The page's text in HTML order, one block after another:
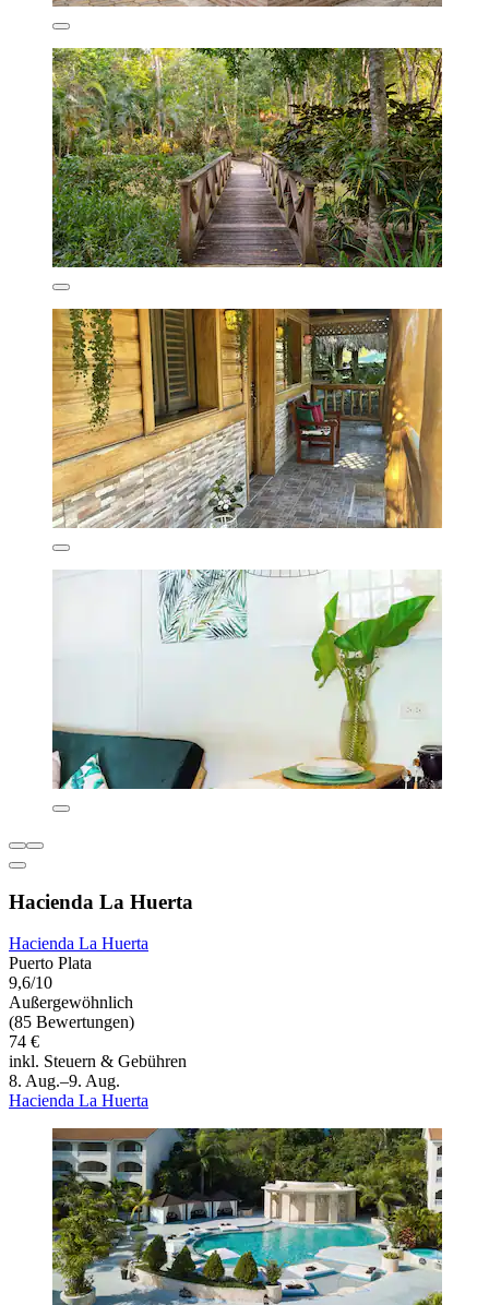
Hacienda La Huerta
Hacienda La Huerta
Puerto Plata
9,6/10
Außergewöhnlich
(85 Bewertungen)
74 €
inkl. Steuern & Gebühren
8. Aug.–9. Aug.
Hacienda La Huerta